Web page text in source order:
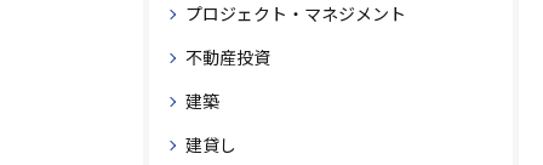
プロジェクト・マネジメント
不動産投資
建築
建貸し